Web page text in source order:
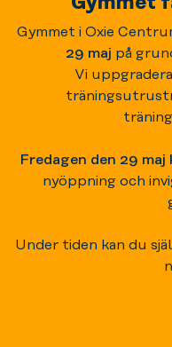
Gymmet i Oxie
29 maj på
Vi
Fredagen den 29 maj
nyöppning och
Under tiden kan du